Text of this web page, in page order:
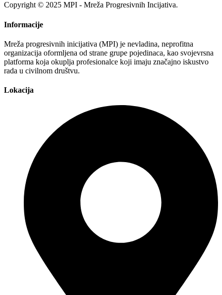
Copyright © 2025 MPI - Mreža Progresivnih Incijativa.
Informacije
Mreža progresivnih inicijativa (MPI) je nevladina, neprofitna
organizacija oformljena od strane grupe pojedinaca, kao svojevrsna
platforma koja okuplja profesionalce koji imaju značajno iskustvo
rada u civilnom društvu.
Lokacija